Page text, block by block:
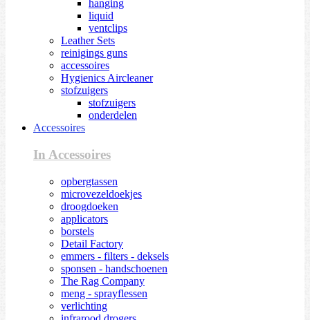
hanging
liquid
ventclips
Leather Sets
reinigings guns
accessoires
Hygienics Aircleaner
stofzuigers
stofzuigers
onderdelen
Accessoires
In Accessoires
opbergtassen
microvezeldoekjes
droogdoeken
applicators
borstels
Detail Factory
emmers - filters - deksels
sponsen - handschoenen
The Rag Company
meng - sprayflessen
verlichting